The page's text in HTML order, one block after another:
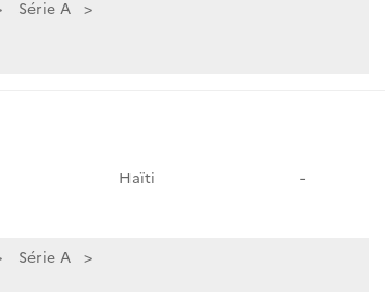
Série A
Haïti -
Série A